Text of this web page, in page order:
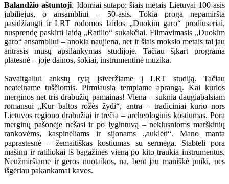
Balandžio aštuntoji. Įdomiai sutapo: šiais metais Lietuvai 100-asis
jubiliejus, o ansambliui – 50-asis. Tokia proga nepamiršta
pasidžiaugti ir LRT rodomos laidos „Duokim garo“ prodiuseriai,
nusprendę paskirti laidą „Ratilio“ sukakčiai. Filmavimasis „Duokim
garo“ ansambliui – anokia naujiena, net ir šiais mokslo metais tai jau
antrasis mūsų apsilankymas studijoje. Tačiau šįkart programa
platesnė – joje dainos, šokiai, instrumentinė muzika.
Savaitgaliui ankstų rytą įsiveržiame į LRT studiją. Tačiau
neateiname tuščiomis. Pirmiausia tempiame aprangą. Kai kurios
merginos net tris drabužių pamainas! Viena – suknia daugiabalsiam
romansui „Kur baltos rožės žydi“, antra – tradiciniai kurio nors
Lietuvos regiono drabužiai ir trečia – archeologinis kostiumas. Pora
merginų pašonėje nešasi ir po lygintuvą – neklusnioms marškinių
rankovėms, kaspinėliams ir sijonams „auklėti“. Mano manta
paprastesnė – žemaitiškas kostiumas su sermėga. Stabteli pora
mašinų ir ratiliokai iš bagažinės vieną po kito traukia instrumentus.
Neužmirštame ir geros nuotaikos, na, bent jau maniškė puiki, nes
išgėriau pakankamai kavos.